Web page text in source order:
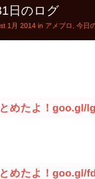
日のログ
1月 2014 in アメブロ 今日
めたよ！goo.gl/
めたよ！goo.gl/